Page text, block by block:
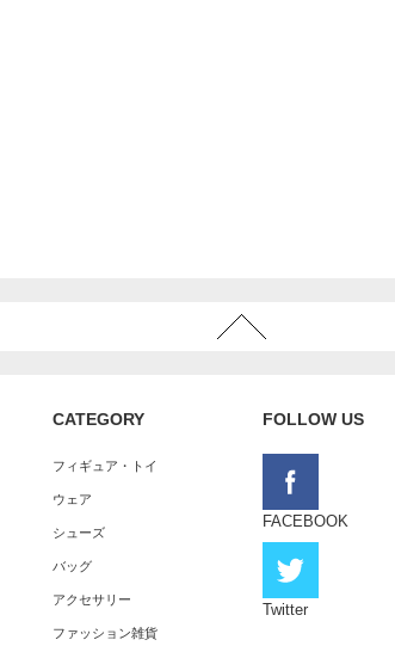
CATEGORY
フィギュア・トイ
ウェア
シューズ
バッグ
アクセサリー
ファッション雑貨
FOLLOW US
FACEBOOK
Twitter